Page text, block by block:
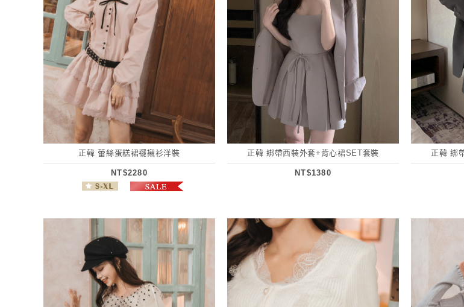
正韓 蕾絲蛋糕裙襬襯衫洋裝
NT$2280
正韓 綁帶西裝外套+背心裙SET套裝
NT$1380
正韓 綁